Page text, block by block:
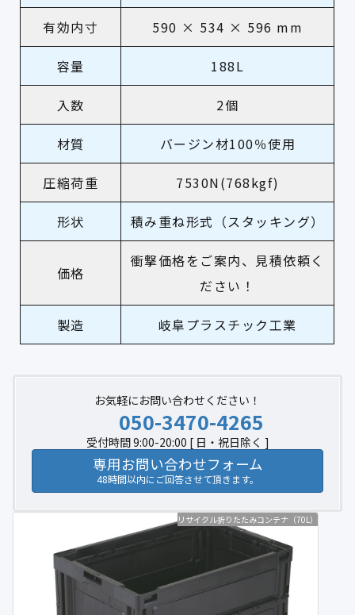
有効内寸 590 × 534 × 596 mm
容量 188L
入数 2個
材質 バージン材100％使用
圧縮荷重 7530N(768kgf)
形状 積み重ね形式（スタッキング）
価格
衝撃価格をご案内、見積依頼く
ださい！
製造 岐阜プラスチック工業
お気軽にお問い合わせください！
050-3470-4265
受付時間 9:00-20:00 [ 日・祝日除く ]
専用お問い合わせフォーム
48時間以内にご回答させて頂きます。
リサイクル折りたたみコンテナ（70L）